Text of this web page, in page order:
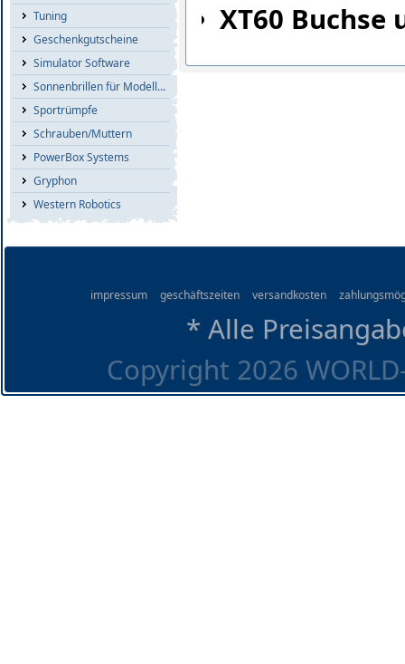
Tuning
Geschenkgutscheine
Simulator Software
Sonnenbrillen für Modellflieger
Sportrümpfe
Schrauben/Muttern
PowerBox Systems
Gryphon
Western Robotics
XT60 Buchse
impressum geschäftszeiten versandkosten
* Alle
Copyright 2026